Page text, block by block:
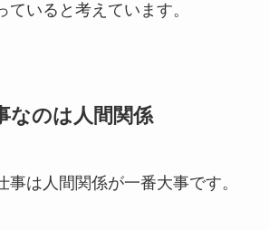
ていると考えています。
なのは人間関係
事は人間関係が一番大事です。